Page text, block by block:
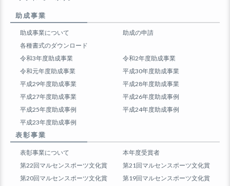
助成事業
助成事業について
助成の申請
各種書式のダウンロード
令和3年度助成事業
令和2年度助成事業
令和元年度助成事業
平成30年度助成事業
平成29年度助成事業
平成28年度助成事業
平成27年度助成事業
平成26年度助成事例
平成25年度助成事例
平成24年度助成事例
平成23年度助成事例
表彰事業
表彰事業について
本年度受賞者
第22回マルセンスポーツ文化賞
第21回マルセンスポーツ文化賞
第20回マルセンスポーツ文化賞
第19回マルセンスポーツ文化賞